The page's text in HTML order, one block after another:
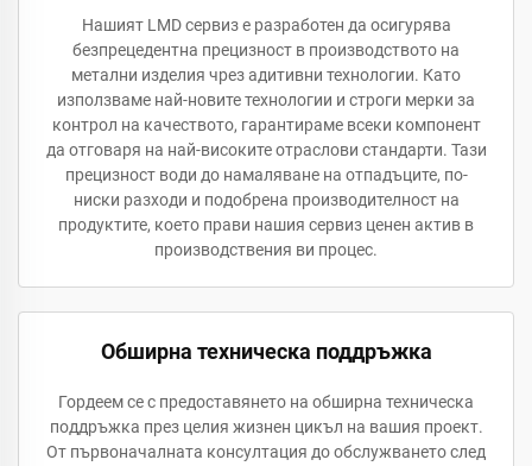
Нашият LMD сервиз е разработен да осигурява
безпрецедентна прецизност в производството на
метални изделия чрез адитивни технологии. Като
използваме най-новите технологии и строги мерки за
контрол на качеството, гарантираме всеки компонент
да отговаря на най-високите отраслови стандарти. Тази
прецизност води до намаляване на отпадъците, по-
ниски разходи и подобрена производителност на
продуктите, което прави нашия сервиз ценен актив в
производствения ви процес.
Обширна техническа поддръжка
Гордеем се с предоставянето на обширна техническа
поддръжка през целия жизнен цикъл на вашия проект.
От първоначалната консултация до обслужването след